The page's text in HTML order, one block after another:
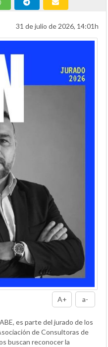
31 de julio de 2026, 14:01h
A+ a-
es parte del jurado de los
de Consultoras de
buscan reconocer la